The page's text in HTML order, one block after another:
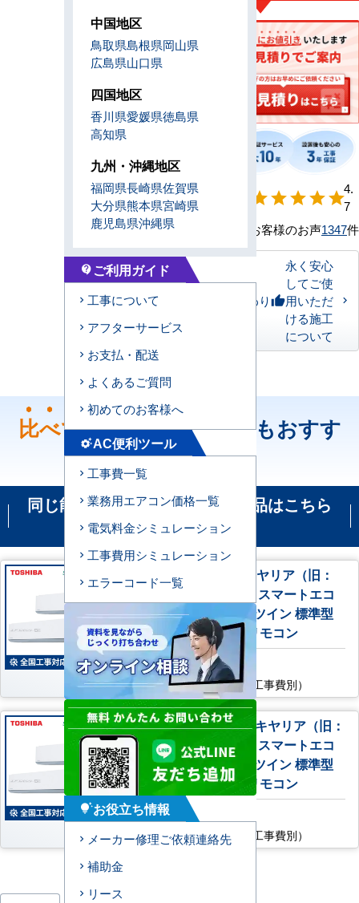
【形状別】満足
度
starstarstarstarstar
4.
7
お客様のお声1347件
私たちのこだわりthumb_up
永く安心
してご使
用いただ
ける施工
について
比べてください！どちらもおすす
め！
同じ能力の機種で比較される商品はこちら
です
GKEB14011XU 日本キヤリア（旧：
東芝） 業務用エアコン スマートエコ
neo 壁掛形 5馬力 同時ツイン 標準型
三相200V ワイヤレスリモコン
AC特別価格
283,300 円（税込・工事費別）
GKEB14011MUB 日本キヤリア（旧：
東芝） 業務用エアコン スマートエコ
neo 壁掛形 5馬力 同時ツイン 標準型
三相200V ワイヤードリモコン
AC特別価格
286,500 円（税込・工事費別）
中国地区
鳥取県島根県岡山県
広島県山口県
四国地区
香川県愛媛県徳島県
高知県
九州・沖縄地区
福岡県長崎県佐賀県
大分県熊本県宮崎県
鹿児島県沖縄県
contact_support ご利用ガイド
工事について
アフターサービス
お支払・配送
よくあるご質問
初めてのお客様へ
settings_suggestAC便利ツール
工事費一覧
業務用エアコン価格一覧
電気料金シミュレーション
工事費用シミュレーション
エラーコード一覧
tips_and_updatesお役立ち情報
メーカー修理ご依頼連絡先
補助金
リース